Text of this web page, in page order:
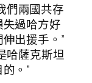
們兩國共存
過哈方好
出援手。”
哈薩克斯坦
。”